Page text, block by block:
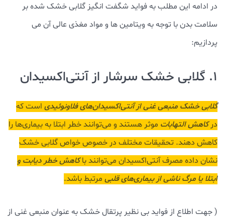
در ادامه این مطلب به فواید شگفت انگیز گلابی خشک شده بر
سلامت بدن با توجه به ویتامین ها و مواد مغذی عالی آن می
پردازیم:
1. گلابی خشک سرشار از آنتی‌اکسیدان
گلابی خشک منبعی غنی از آنتی‌اکسیدان‌های فلاونوئیدی است که
درکاهش التهابات موثر هستند و می‌توانند خطر ابتلا به بیماری‌ها را
کاهش دهند. تحقیقات مختلف در خصوص خواص گلابی خشک
نشان داده مصرف آنتی‌اکسیدان می‌توانند باکاهش خطر دیابت و
ابتلا یا مرگ ناشی از بیماری‌های قلبی مرتبط باشد.
( جهت اطلاع از فواید بی نظیر پرتقال خشک به عنوان منبعی غنی از